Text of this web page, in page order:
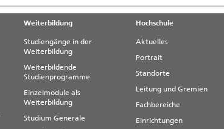
Weiterbildung
Studiengänge in der
Weiterbildung
Weiterbildende
Studienprogramme
Einzelmodule als
Weiterbildung
Studium Generale
Hochschule
Aktuelles
Portrait
Standorte
Leitung und Gremien
Fachbereiche
Einrichtungen